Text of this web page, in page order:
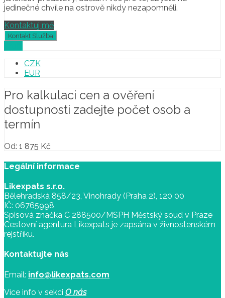
jedinečné chvíle na ostrově nikdy nezapomněli.
Kontaktuj mě
CZK
EUR
Pro kalkulaci cen a ověření
dostupnosti zadejte počet osob a
termín
Od: 1 875 Kč
Legální informace
Likexpats s.r.o.
Bělehradská 858/23, Vinohrady (Praha 2), 120 00
IČ: 06765998
Spisová značka C 288500/MSPH Městský soud v Praze
Cestovní agentura Likexpats je zapsána v živnostenském
rejstříku.
Kontaktujte nás
Email: info@likexpats.com
Více info v sekci O nás